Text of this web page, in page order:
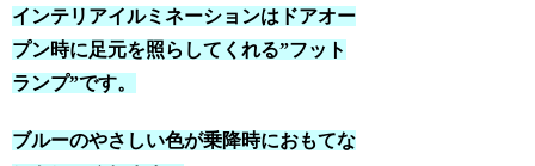
インテリアイルミネーションはドアオー
プン時に足元を照らしてくれる”フット
ランプ”です。
ブルーのやさしい色が乗降時におもてな